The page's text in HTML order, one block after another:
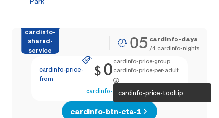
cardinfo-
shared-
service
05 cardinfo-days
/4 cardinfo-nights
cardinfo-price-
from
$0 cardinfo-price-group
cardinfo-price-per-adult
cardinfo-price-tooltip
cardinfo-text-4
cardinfo-btn-cta-1